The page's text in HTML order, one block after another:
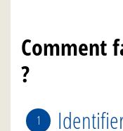
Comment
?